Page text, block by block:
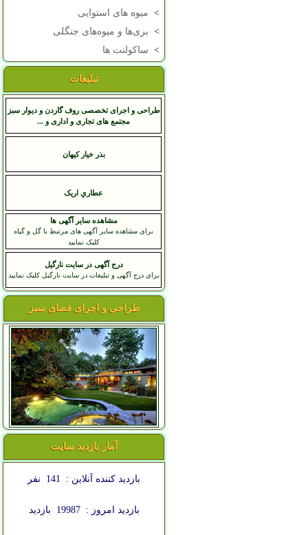
> میوه های استوایی
> بری‌ها و میوه‌های جنگلی
> ساکولنت ها
تبلیغات
طراحی و اجرای تخصصی روف گاردن و دیوار سبز
مجتمع های تجاری و اداری و ...
بذر خیار کیهان
عطاري اريک
مشاهده سایر آگهی ها
برای مشاهده سایر آگهی های مرتبط با گل و گیاه
کلیک نمایید
درج آگهی در سایت نارگیل
برای درج آگهی و تبلیغات در سایت نارگیل کلیک نمایید
طراحی و اجرای فضای سبز
آمار بازدید سایت
بازدید کننده آنلاین : 141 نفر
بازدید امروز : 19987 بازدید